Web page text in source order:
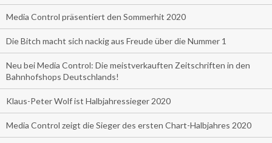
Media Control präsentiert den Sommerhit 2020
Die Bitch macht sich nackig aus Freude über die Nummer 1
Neu bei Media Control: Die meistverkauften Zeitschriften in den
Bahnhofshops Deutschlands!
Klaus-Peter Wolf ist Halbjahressieger 2020
Media Control zeigt die Sieger des ersten Chart-Halbjahres 2020